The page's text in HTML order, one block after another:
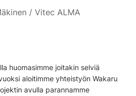
/ Vitec ALMA
huomasimme joitakin selviä
aloitimme yhteistyön Wakaru
avulla parannamme